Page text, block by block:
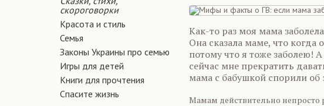
скороговорки
Красота и стиль
Семья
Законы Украины про семью
Игры для детей
Книги для прочтения
Спасите жизнь
Как-то раз моя мама
Она сказала маме, что когда
потому что я тоже заболею!
сейчас мне прекратить
мама с бабушкой спорили об
Мамам действительно непросто